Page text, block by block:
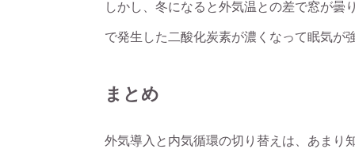
しかし、冬になると外気温との差で窓が曇
で発生した二酸化炭素が濃くなって眠気が
まとめ
外気導入と内気循環の切り替えは、あまり